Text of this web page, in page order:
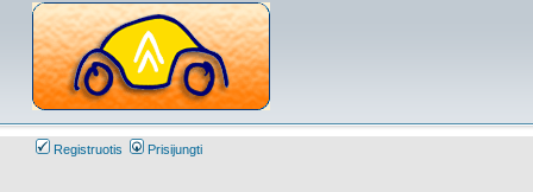
Registruotis Prisijungti